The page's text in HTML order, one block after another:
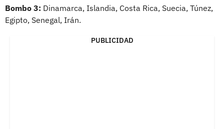
Bombo 3: Dinamarca, Islandia, Costa Rica, Suecia, Túnez,
Egipto, Senegal, Irán.
PUBLICIDAD